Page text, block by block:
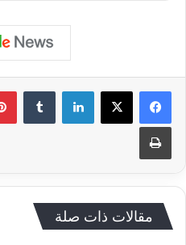
لينكدإن
مقالات ذات صلة